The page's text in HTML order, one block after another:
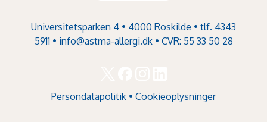
Universitetsparken 4 • 4000 Roskilde • tlf. 4343
5911 • info@astma-allergi.dk• CVR: 55 33 50 28
Persondatapolitik • Cookieoplysninger